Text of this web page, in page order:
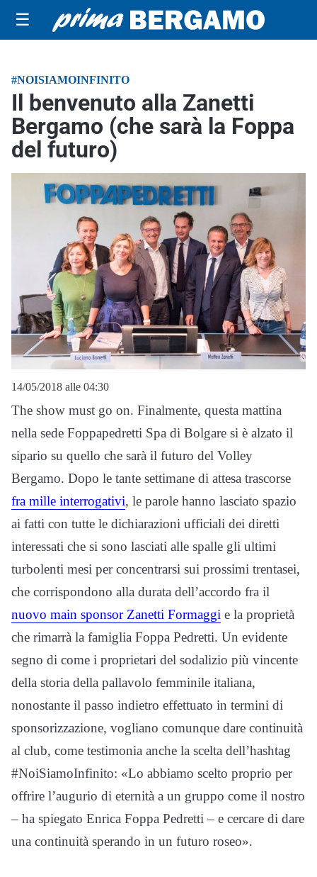
☰
#NOISIAMOINFINITO
Il benvenuto alla Zanetti
Bergamo (che sarà la Foppa
del futuro)
14/05/2018 alle 04:30
The show must go on. Finalmente, questa mattina
nella sede Foppapedretti Spa di Bolgare si è alzato il
sipario su quello che sarà il futuro del Volley
Bergamo. Dopo le tante settimane di attesa trascorse
fra mille interrogativi, le parole hanno lasciato spazio
ai fatti con tutte le dichiarazioni ufficiali dei diretti
interessati che si sono lasciati alle spalle gli ultimi
turbolenti mesi per concentrarsi sui prossimi trentasei,
che corrispondono alla durata dell’accordo fra il
nuovo main sponsor Zanetti Formaggi e la proprietà
che rimarrà la famiglia Foppa Pedretti. Un evidente
segno di come i proprietari del sodalizio più vincente
della storia della pallavolo femminile italiana,
nonostante il passo indietro effettuato in termini di
sponsorizzazione, vogliano comunque dare continuità
al club, come testimonia anche la scelta dell’hashtag
#NoiSiamoInfinito: «Lo abbiamo scelto proprio per
offrire l’augurio di eternità a un gruppo come il nostro
– ha spiegato Enrica Foppa Pedretti – e cercare di dare
una continuità sperando in un futuro roseo».